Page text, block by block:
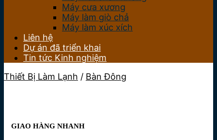
Máy cưa xương
Máy làm giò chả
Máy làm xúc xích
Liên hệ
Dự án đã triển khai
Tin tức Kinh nghiệm
Thiết Bị Làm Lạnh / Bàn Đông
GIAO HÀNG NHANH